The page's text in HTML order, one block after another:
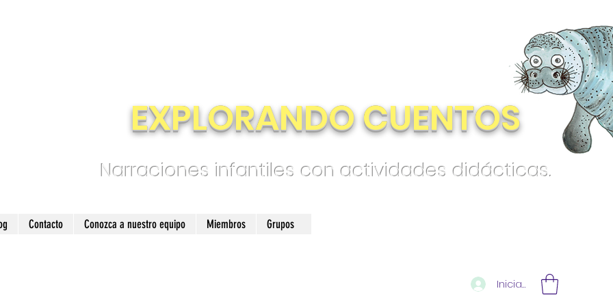
EXPLORANDO CUENTOS
Narraciones infantiles con actividades didácticas.
Iniciar sesión
Contacto Conozca a nuestro equipo Miembros Grupos